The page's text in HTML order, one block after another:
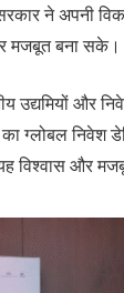
ने अपनी
मजबूत बना सके।
उद्यमियों और
ग्लोबल निवेश
विश्वास और